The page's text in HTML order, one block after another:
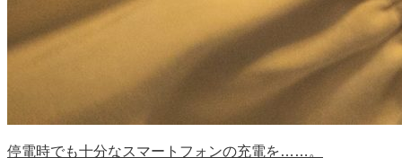
停電時でも十分なスマートフォンの充電を……。